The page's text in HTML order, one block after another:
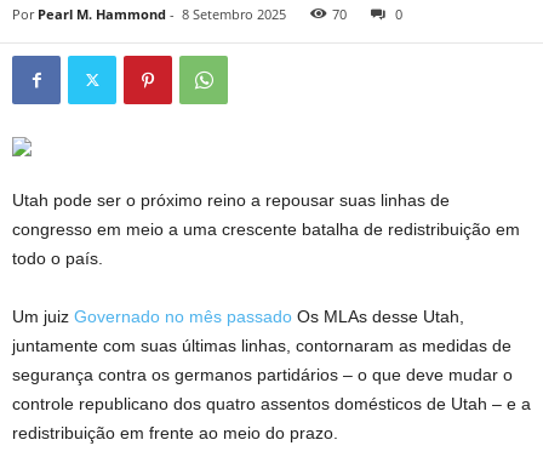
Por Pearl M. Hammond - 8 Setembro 2025 70 0
Utah pode ser o próximo reino a repousar suas linhas de
congresso em meio a uma crescente batalha de redistribuição em
todo o país.
Um juiz Governado no mês passado Os MLAs desse Utah,
juntamente com suas últimas linhas, contornaram as medidas de
segurança contra os germanos partidários – o que deve mudar o
controle republicano dos quatro assentos domésticos de Utah – e a
redistribuição em frente ao meio do prazo.